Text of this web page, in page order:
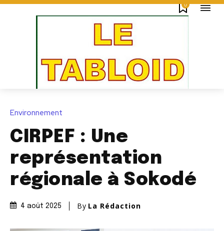
0
Environnement
CIRPEF : Une
représentation
régionale à Sokodé
4 août 2025 By La Rédaction